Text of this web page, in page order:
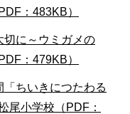
：483KB）
に～ウミガメの
：479KB）
ちいきにつたわる
小学校（PDF：